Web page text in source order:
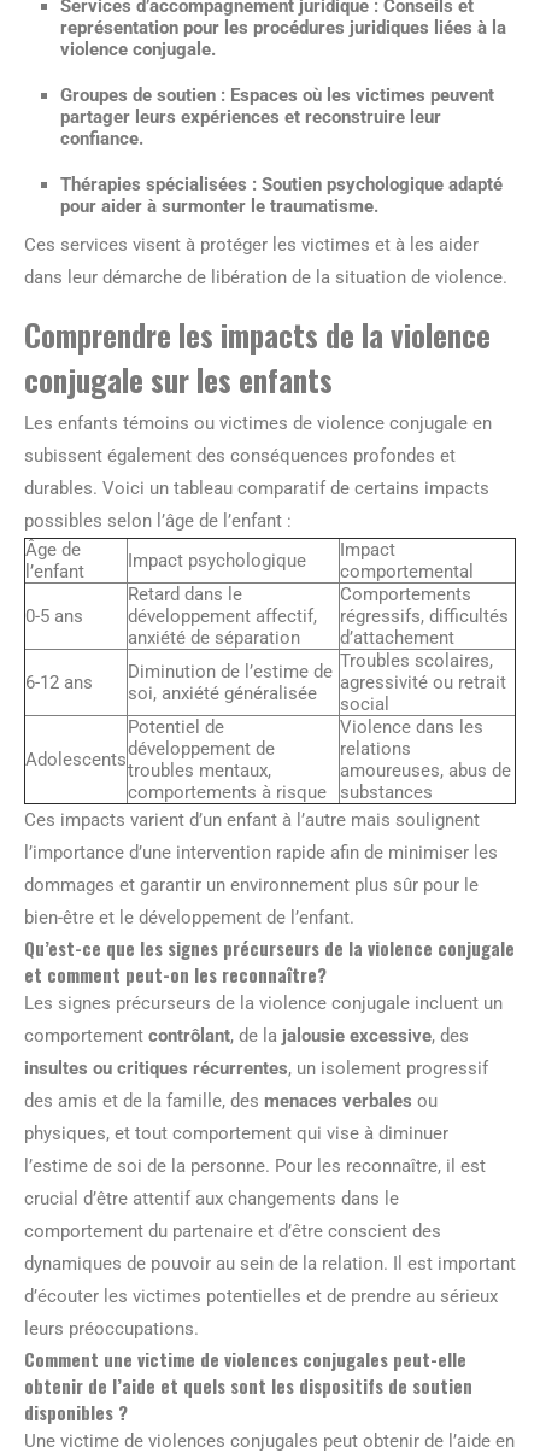
Services d’accompagnement juridique : Conseils et
représentation pour les procédures juridiques liées à la
violence conjugale.
Groupes de soutien : Espaces où les victimes peuvent
partager leurs expériences et reconstruire leur
confiance.
Thérapies spécialisées : Soutien psychologique adapté
pour aider à surmonter le traumatisme.
Ces services visent à protéger les victimes et à les aider
dans leur démarche de libération de la situation de violence.
Comprendre les impacts de la violence
conjugale sur les enfants
Les enfants témoins ou victimes de violence conjugale en
subissent également des conséquences profondes et
durables. Voici un tableau comparatif de certains impacts
possibles selon l’âge de l’enfant :
Âge de
l’enfant
Impact psychologique
Impact
comportemental
0-5 ans
Retard dans le
développement affectif,
anxiété de séparation
Comportements
régressifs, difficultés
d’attachement
6-12 ans
Diminution de l’estime de
soi, anxiété généralisée
Troubles scolaires,
agressivité ou retrait
social
Adolescents
Potentiel de
développement de
troubles mentaux,
comportements à risque
Violence dans les
relations
amoureuses, abus de
substances
Ces impacts varient d’un enfant à l’autre mais soulignent
l’importance d’une intervention rapide afin de minimiser les
dommages et garantir un environnement plus sûr pour le
bien-être et le développement de l’enfant.
Qu’est-ce que les signes précurseurs de la violence conjugale
et comment peut-on les reconnaître?
Les signes précurseurs de la violence conjugale incluent un
comportement contrôlant, de la jalousie excessive, des
insultes ou critiques récurrentes, un isolement progressif
des amis et de la famille, des menaces verbales ou
physiques, et tout comportement qui vise à diminuer
l’estime de soi de la personne. Pour les reconnaître, il est
crucial d’être attentif aux changements dans le
comportement du partenaire et d’être conscient des
dynamiques de pouvoir au sein de la relation. Il est important
d’écouter les victimes potentielles et de prendre au sérieux
leurs préoccupations.
Comment une victime de violences conjugales peut-elle
obtenir de l’aide et quels sont les dispositifs de soutien
disponibles ?
Une victime de violences conjugales peut obtenir de l’aide en